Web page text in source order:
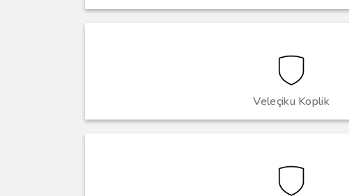
Veleçiku Koplik